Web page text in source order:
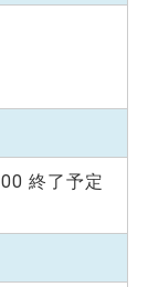
終了予定